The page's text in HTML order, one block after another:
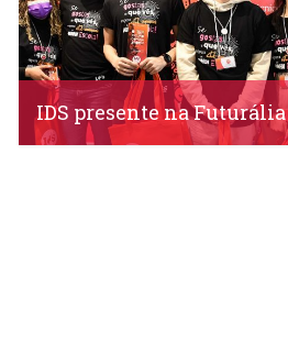
IDS presente na Futurália